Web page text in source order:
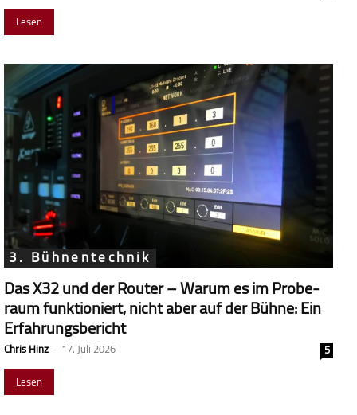
Lesen
3. Bühnentechnik
Das X32 und der Router – Warum es im Probe­
raum funk­tio­niert, nicht aber auf der Bühne: Ein
Erfahrungsbericht
Chris Hinz - 17. Juli 2026
5
Lesen